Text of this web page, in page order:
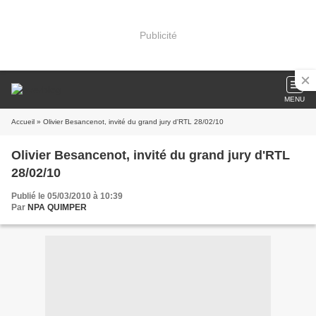
Publicité
MENU
Accueil » Olivier Besancenot, invité du grand jury d'RTL 28/02/10
Olivier Besancenot, invité du grand jury d'RTL
28/02/10
Publié le 05/03/2010 à 10:39
Par NPA QUIMPER